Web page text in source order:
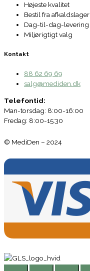
Højeste kvalitet
Bestil fra afkaldslager
Dag-til-dag-levering
Miljørigtigt valg
Kontakt
88 62 69 69
salg@mediden.dk
Telefontid:
Man-torsdag: 8:00-16:00
Fredag: 8:00-15:30
© MediDen – 2024